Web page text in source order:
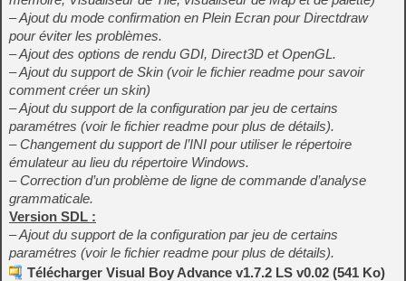
– Ajout du mode confirmation en Plein Ecran pour Directdraw
pour éviter les problèmes.
– Ajout des options de rendu GDI, Direct3D et OpenGL.
– Ajout du support de Skin (voir le fichier readme pour savoir
comment créer un skin)
– Ajout du support de la configuration par jeu de certains
paramétres (voir le fichier readme pour plus de détails).
– Changement du support de l’INI pour utiliser le répertoire
émulateur au lieu du répertoire Windows.
– Correction d’un problème de ligne de commande d’analyse
grammaticale.
Version SDL :
– Ajout du support de la configuration par jeu de certains
paramétres (voir le fichier readme pour plus de détails).
Télécharger Visual Boy Advance v1.7.2 LS v0.02 (541 Ko)